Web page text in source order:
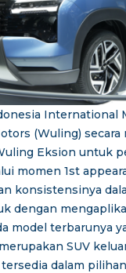
International
(Wuling) secara
Eksion untuk
momen 1st
konsistensinya
dengan
model terbarunya
SUV
dalam